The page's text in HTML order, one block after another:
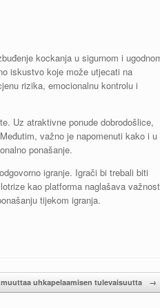
kockanja u sigurnom i
iskustvo koje može utjecati na
rizika, emocionalnu kontrolu i
Uz atraktivne ponude dobrodošlice,
važno je napomenuti kako i u
ponašanje.
igranje. Igrači bi trebali biti
kao platforma naglašava važnost
tijekom igranja.
uhkapelaamisen tulevaisuutta →